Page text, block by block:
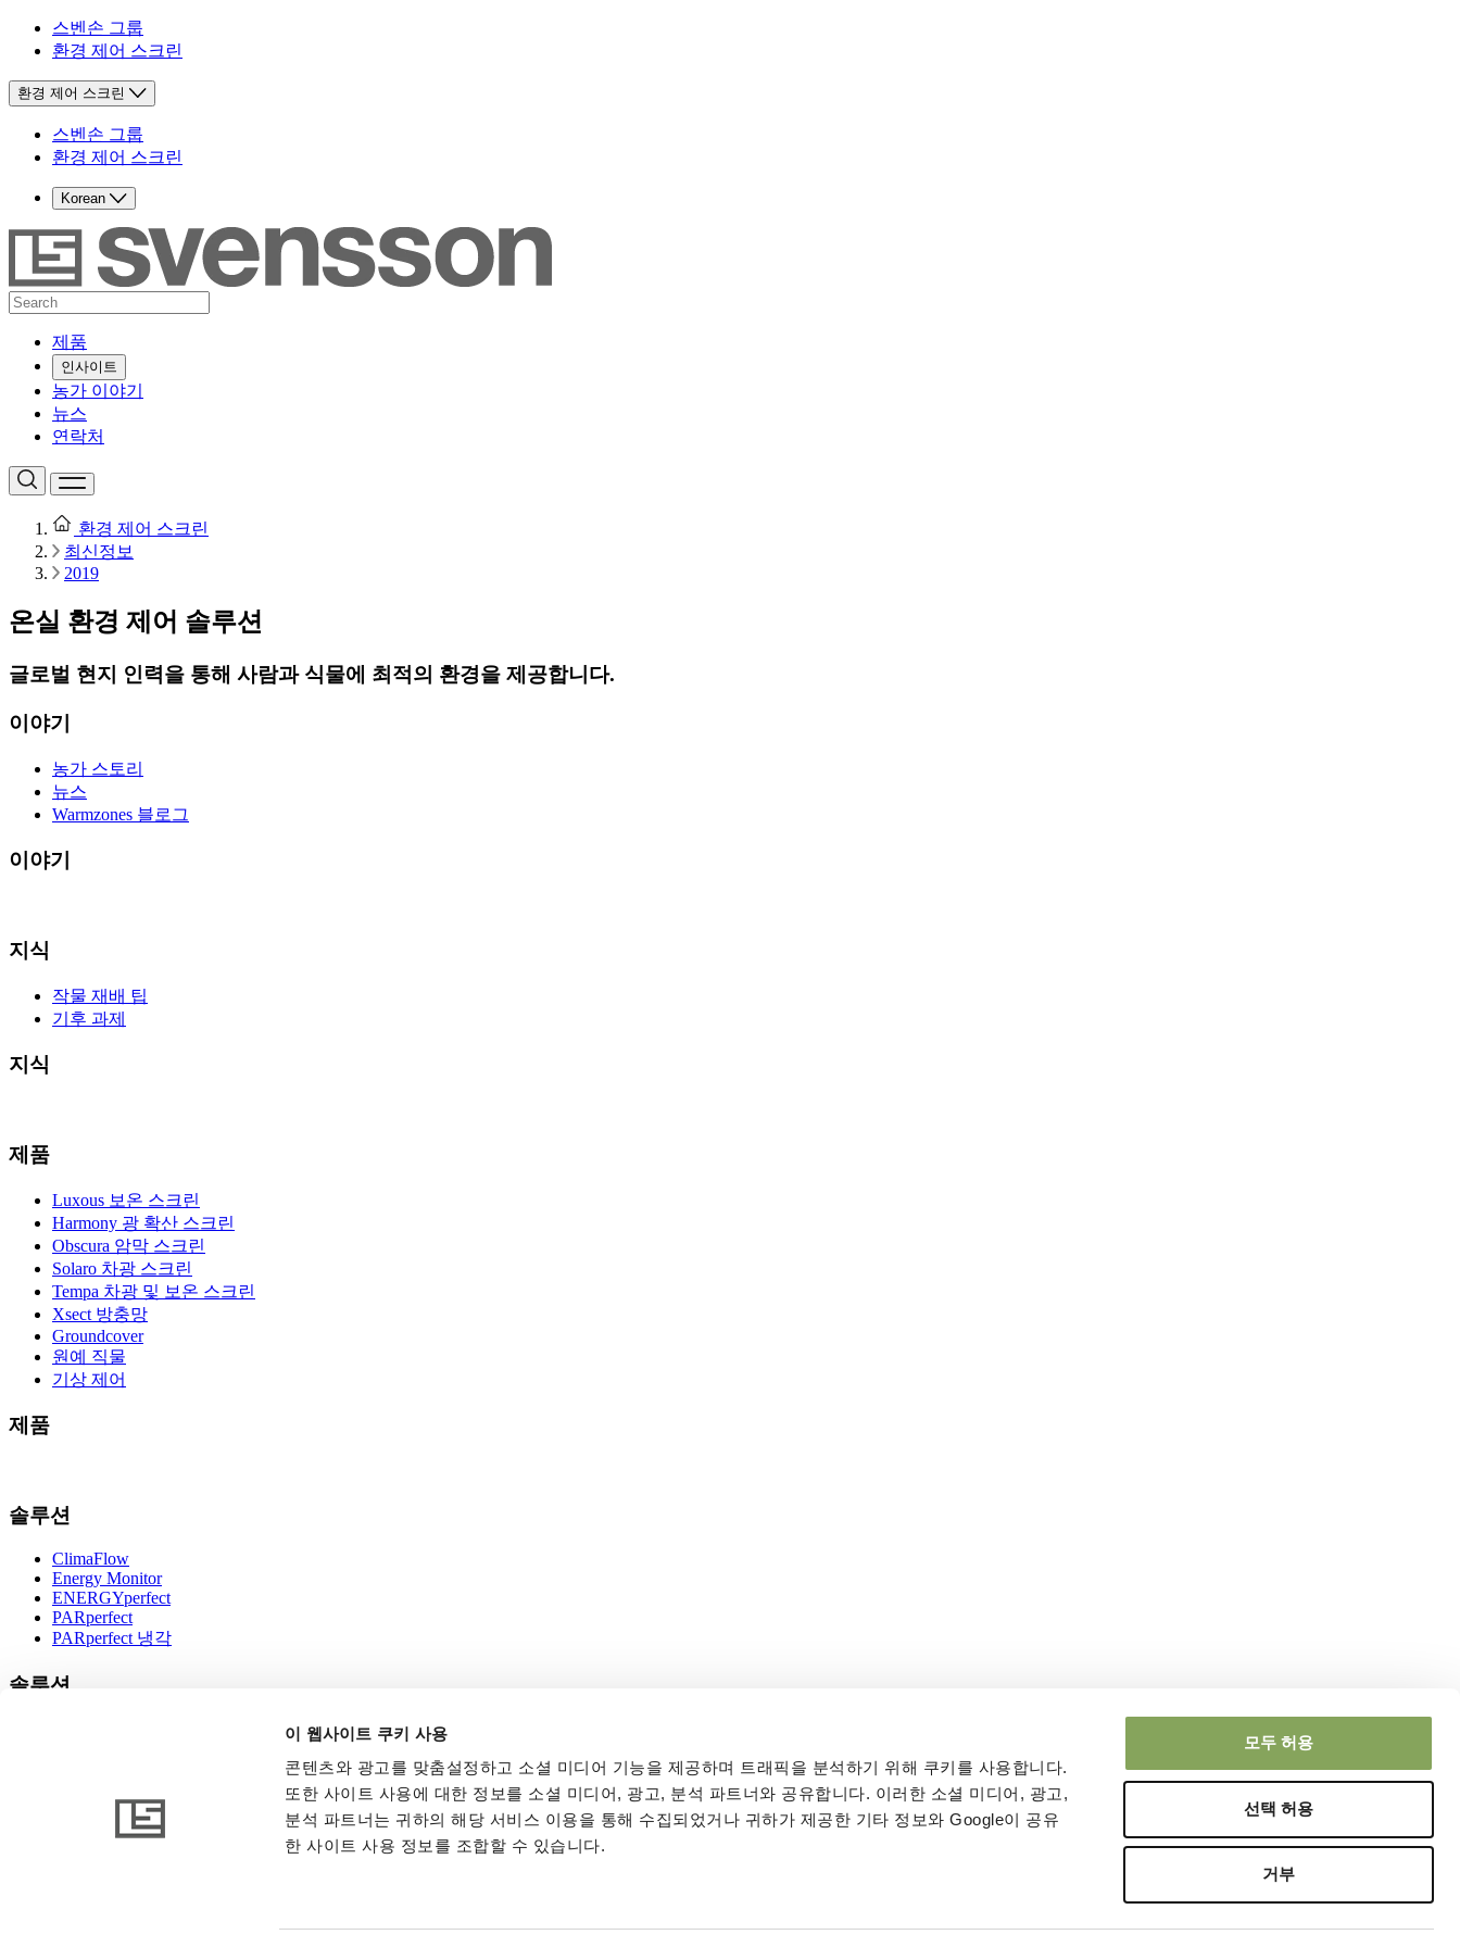
이 웹사이트 쿠키 사용
콘텐츠와 광고를 맞춤설정하고 소셜 미디어 기능을 제공하며 트래픽을 분석하기 위해 쿠키를 사용합니다.
또한 사이트 사용에 대한 정보를 소셜 미디어, 광고, 분석 파트너와 공유합니다. 이러한 소셜 미디어, 광고,
분석 파트너는 귀하의 해당 서비스 이용을 통해 수집되었거나 귀하가 제공한 기타 정보와 Google이 공유
한 사이트 사용 정보를 조합할 수 있습니다.
모두 허용
선택 허용
거부
스벤손 그룹
환경 제어 스크린
환경 제어 스크린
스벤손 그룹
환경 제어 스크린
Korean
제품
인사이트
농가 이야기
뉴스
연락처
환경 제어 스크린
최신정보
2019
온실 환경 제어 솔루션
글로벌 현지 인력을 통해 사람과 식물에 최적의 환경을 제공합니다.
이야기
농가 스토리
뉴스
Warmzones 블로그
이야기
지식
작물 재배 팁
기후 과제
지식
제품
Luxous 보온 스크린
Harmony 광 확산 스크린
Obscura 암막 스크린
Solaro 차광 스크린
Tempa 차광 및 보온 스크린
Xsect 방충망
Groundcover
원예 직물
기상 제어
제품
솔루션
ClimaFlow
Energy Monitor
ENERGYperfect
PARperfect
PARperfect 냉각
솔루션
www.instagram.com www.facebook.com www.youtube.com
© 2026 AB Ludvig Svensson. 무단 전재 및 재배포 금지.